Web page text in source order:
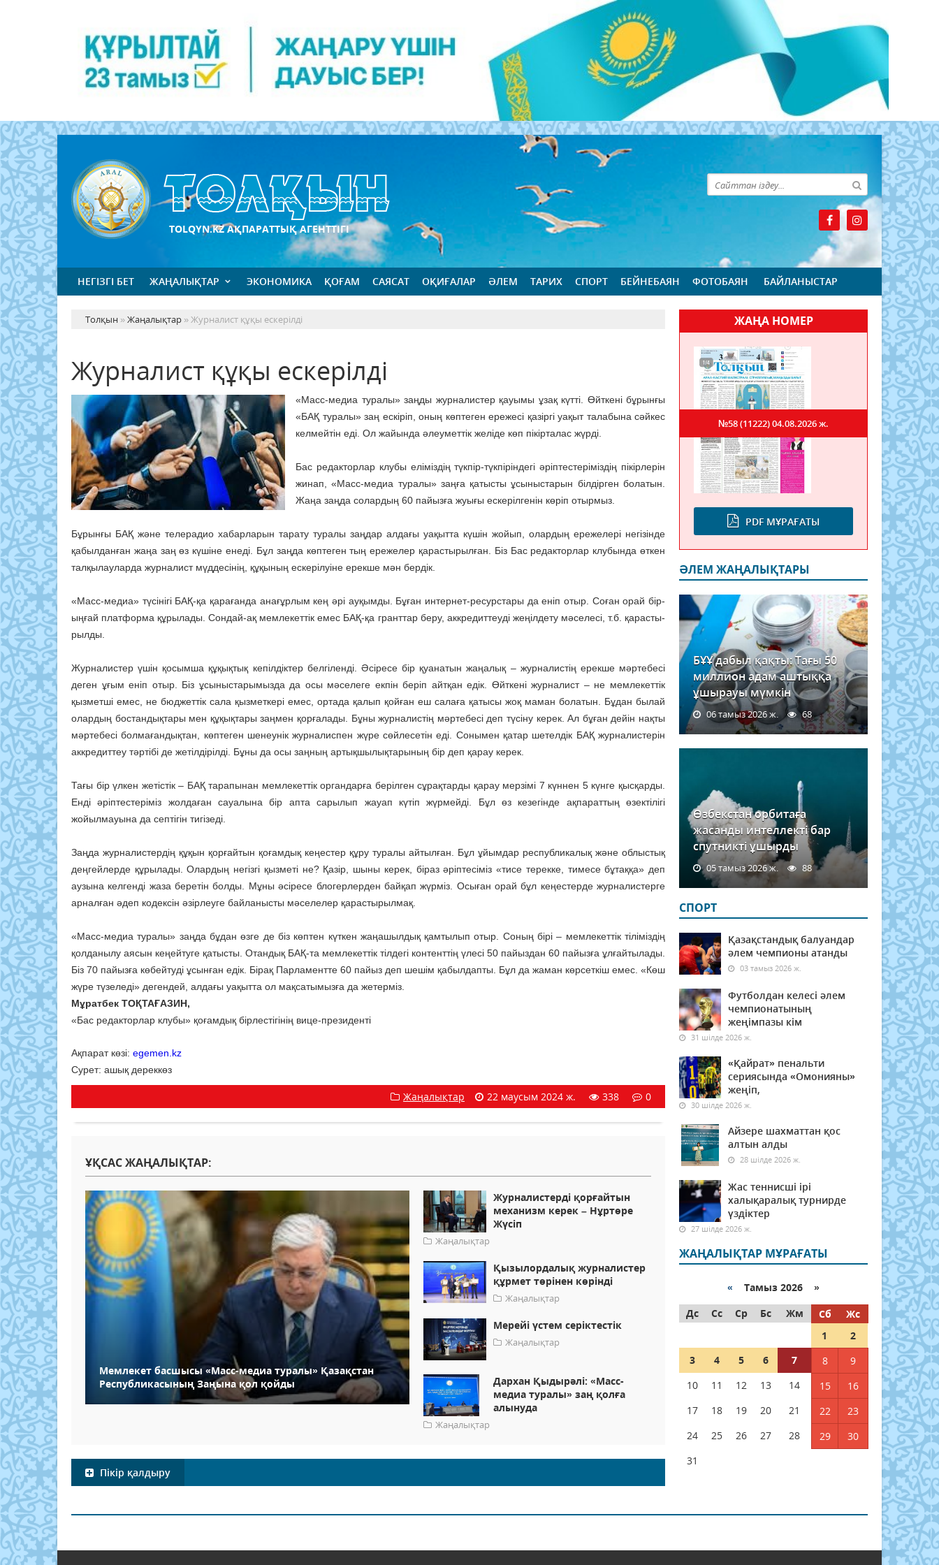
TOLQYN.KZ АҚПАРАТТЫҚ АГЕНТТІГІ
НЕГІЗГІ БЕТ ЖАҢАЛЫҚТАР ЭКОНОМИКА ҚОҒАМ САЯСАТ ОҚИҒАЛАР ӘЛЕМ ТАРИХ СПОРТ БЕЙНЕБАЯН ФОТОБАЯН БАЙЛАНЫСТАР
Толқын »Жаңалықтар » Журналист құқы ескерілді
Журналист құқы ескерілді
«Масс-медиа туралы» заңды журналистер қауымы ұзақ күтті. Өйткені бұрынғы
«БАҚ туралы» заң ескіріп, оның көптеген ережесі қазіргі уақыт талабына сәйкес
келмейтін еді. Ол жа­йында әлеуметтік желіде көп пікірталас жүрді.
Бас редакторлар клубы еліміздің түкпір-түкпіріндегі әріптестеріміздің пікірлерін
жинап, «Масс-медиа туралы» заңға қатысты ұсыныстарын білдірген болатын.
Жаңа заңда солардың 60 пайызға жуығы ескерілгенін көріп отырмыз.
Бұрынғы БАҚ және телерадио хабарларын тарату туралы заңдар алдағы уақытта күшін жойып, олардың ере­же­лері негізінде
қабылданған жаңа заң өз күшіне енеді. Бұл заңда көптеген тың ережелер қарастырылған. Біз Бас редакторлар клубында өткен
талқылауларда жур­налист мүддесінің, құқының еске­рілуіне ерекше мән бердік.
«Масс-медиа» түсінігі БАҚ-қа қара­ғанда анағұрлым кең әрі ау­қымды. Бұған интернет-ресурс­та­ры да еніп отыр. Соған орай бір­
ыңғай платформа құрылады. Сондай-ақ мемлекеттік емес БАҚ-қа грант­тар беру, аккредиттеуді же­­ңіл­дету мәселесі, т.б. қарас­ты­
рыл­­ды.
Журналистер үшін қосымша құқық­тық кепілдіктер белгіленді. Әсіресе бір қуанатын жаңалық – журналистің ерекше мәртебесі
деген ұғым еніп отыр. Біз ұсыныстарымызда да осы мәселеге екпін беріп айтқан едік. Өйткені журна­лист – не мемлекеттік
қызметші емес, не бюджеттік сала қызметкері емес, ортада қалып қойған еш салаға қатысы жоқ маман болатын. Бұдан былай
олардың бостандықтары мен құқықтары заңмен қорғалады. Бұны журналистің мәртебесі деп түсіну керек. Ал бұған дейін нақты
мәртебесі болмағандықтан, көптеген шенеунік журналиспен жүре сөйлесетін еді. Сонымен қатар шетелдік БАҚ журналистерін
аккредиттеу тәртібі де жетілдірілді. Бұны да осы заңның артықшылықтарының бір деп қарау керек.
Тағы бір үлкен жетістік – БАҚ тарапынан мемлекеттік органдарға берілген сұрақтарды қарау мерзімі 7 күннен 5 күнге қысқарды.
Енді әріптестеріміз жолдаған сауалына бір апта сарылып жауап күтіп жүрмейді. Бұл өз кезегінде ақпараттың өзектілігі
жойылмауына да септігін тигізеді.
Заңда журналистердің құ­қы­н­­ қор­ғайтын қоғамдық кеңестер құру­ туралы айтылған. Бұл ұйым­дар рес­пуб­ликалық және облыс­тық
дең­­­гей­лерде құрылады. Олар­дың негізгі қызметі не? Қазір, шы­ны керек, біраз әріптесіміз «тисе терекке, тимесе бұтаққа» деп
аузына келгенді жаза беретін бол­ды. Мұны әсіресе блогерлер­ден байқап жүрміз. Осыған орай бұл кеңестерде журналистер­ге
арналған әдеп кодексін әзір­леу­ге байланысты мәселелер қарас­ты­рыл­мақ.
«Масс-медиа туралы» заңда бұ­дан өзге де біз көптен күткен жа­ңа­шылдық қамтылып отыр. Со­ның бірі – мемлекеттік тілі­міз­дің
қолданылу аясын кеңейтуге қа­тысты. Отандық БАҚ-та мем­ле­кет­тік тілдегі контенттің үлесі 50 па­йыз­дан 60 пайызға ұлғайтылады.
Біз 70 пайызға көбейтуді ұсынған едік. Бірақ Парламентте 60 пайыз­ деп шешім қабылдапты. Бұл да жа­ман көрсеткіш емес. «Көш
жүре түзеледі» дегендей, алдағы уақытта ол мақсатымызға да же­тер­міз.
Мұратбек ТОҚТАҒАЗИН,
«Бас редакторлар клубы» қоғамдық бірлестігінің вице-президенті
Ақпарат көзі: egemen.kz
Сурет: ашық дереккөз
Жаңалықтар 22 маусым 2024 ж. 338 0
ҰҚСАС ЖАҢАЛЫҚТАР:
Мемлекет басшысы «Масс-медиа туралы» Қазақстан
Республикасының Заңына қол қойды
Журналистерді қорғайтын
механизм керек – Нұртөре
Жүсіп
Жаңалықтар
Қызылордалық журналистер
құрмет төрінен көрінді
Жаңалықтар
Мерейі үстем серіктестік
Жаңалықтар
Дархан Қыдырәлі: «Масс-
медиа туралы» заң қолға
алынуда
Жаңалықтар
Пікір қалдыру
ЖАҢА НОМЕР
PDF МҰРАҒАТЫ
№58 (11222)04.08.2026 ж.
ӘЛЕМ ЖАҢАЛЫҚТАРЫ
БҰҰ дабыл қақты: Тағы 50
миллион адам аштыққа
ұшырауы мүмкін
06 тамыз 2026 ж. 68
Өзбекстан орбитаға
жасанды интеллекті бар
спутникті ұшырды
05 тамыз 2026 ж. 88
СПОРТ
Қазақстандық балуандар
әлем чемпионы атанды
03 тамыз 2026 ж.
Футболдан келесі әлем
чемпионатының
жеңімпазы кім
31 шілде 2026 ж.
«Қайрат» пенальти
сериясында «Омонияны»
жеңіп,
30 шілде 2026 ж.
Айзере шахматтан қос
алтын алды
28 шілде 2026 ж.
Жас теннисші ірі
халықаралық турнирде
үздіктер
27 шілде 2026 ж.
ЖАҢАЛЫҚТАР МҰРАҒАТЫ
« Тамыз 2026 »
Дс
Сс Ср Бс Жм Сб
Жс
1
2
3
4 5 6 7 8
9
10
11 12 13 14 15
16
17
18 19 20 21 22
23
24
25 26 27 28 29
30
31